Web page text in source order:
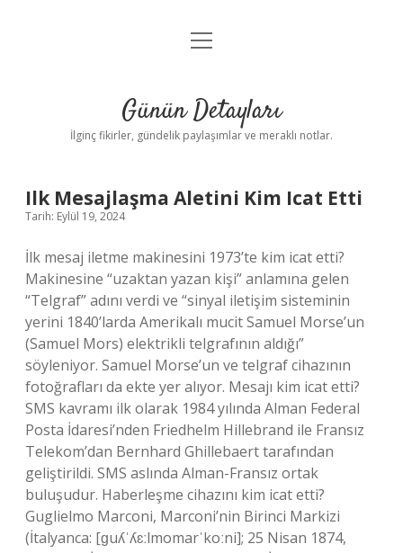
Gizlilik Politikası
Yasal Uyarı
menüyü
Günün Detayları
İlginç fikirler, gündelik paylaşımlar ve meraklı notlar.
Günün
Detayları
Yazılar
Ilk Mesajlaşma Aletini Kim Icat Etti
Tarih: Eylül 19, 2024
İlk mesaj iletme makinesini 1973’te kim icat etti?
Makinesine “uzaktan yazan kişi” anlamına gelen
“Telgraf” adını verdi ve “sinyal iletişim sisteminin
yerini 1840’larda Amerikalı mucit Samuel Morse’un
(Samuel Mors) elektrikli telgrafının aldığı”
söyleniyor. Samuel Morse’un ve telgraf cihazının
fotoğrafları da ekte yer alıyor. Mesajı kim icat etti?
SMS kavramı ilk olarak 1984 yılında Alman Federal
Posta İdaresi’nden Friedhelm Hillebrand ile Fransız
Telekom’dan Bernhard Ghillebaert tarafından
geliştirildi. SMS aslında Alman-Fransız ortak
buluşudur. Haberleşme cihazını kim icat etti?
Guglielmo Marconi, Marconi’nin Birinci Markizi
(İtalyanca: [ɡuʎˈʎɛːlmomarˈkoːni]; 25 Nisan 1874,